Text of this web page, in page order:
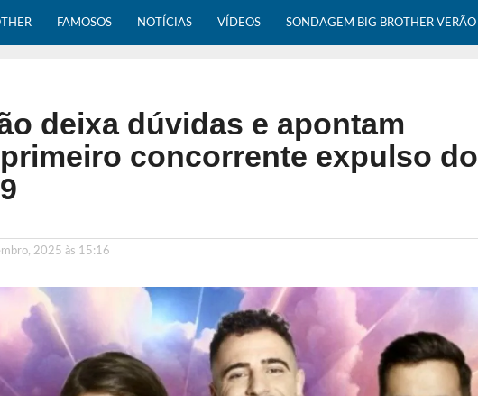
FAMOSOS NOTÍCIAS VÍDEOS SONDAGEM BIG BROTHER VERÃO
deixa dúvidas e apontam
concorrente expulso do
2025 às 15:16